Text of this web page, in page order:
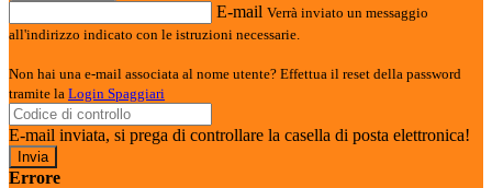
E-mail Verrà inviato un messaggio
all'indirizzo indicato con le istruzioni necessarie.
Non hai una e-mail associata al nome utente? Effettua il reset della password
tramite la Login Spaggiari
E-mail inviata, si prega di controllare la casella di posta elettronica!
Errore